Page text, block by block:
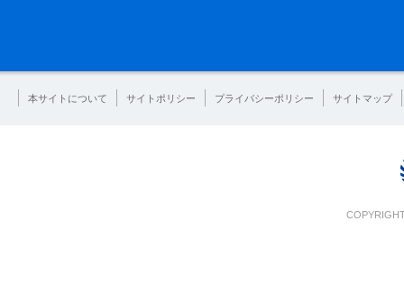
本サイトについて サイトポリシー プライバシーポリシー サイトマップ